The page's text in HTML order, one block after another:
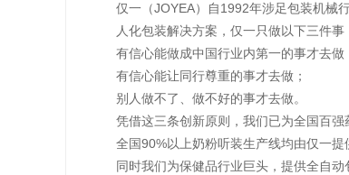
仅一（JOYEA）自1992年涉足包装机械
人化包装解决方案，仅一只做以下三件事
有信心能做成中国行业内第一的事才去做
有信心能让同行尊重的事才去做；
别人做不了、做不好的事才去做。
凭借这三条创新原则，我们已为全国百
全国90%以上奶粉听装生产线均由仅一
同时我们为保健品行业巨头，提供全自